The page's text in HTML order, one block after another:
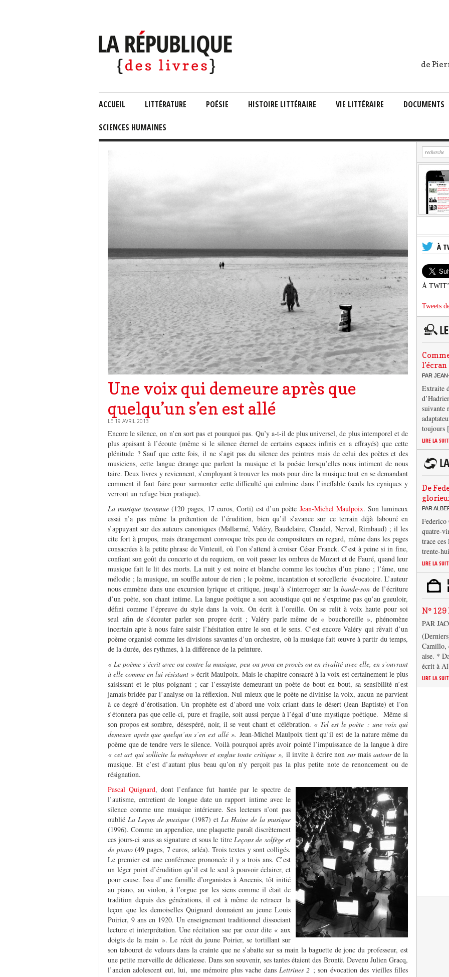
de
ACCUEIL LITTÉRATURE POÉSIE HISTOIRE LITTÉRAIRE VIE LITTÉRAIRE DOCUMENTS
SCIENCES HUMAINES
Une voix qui demeure après que
quelqu’un s’en est allé
LE 19 AVRIL 2013
Encore le silence, on n’en sort pas et pourquoi pas. Qu’y a-t-il de plus universel, de plus intemporel et de
plus apaisant à l’écoute (même si le silence éternel de certains espaces infinis en a effrayés) que cette
plénitude ? Sauf que cette fois, il ne s’agit pas du silence des peintres mais de celui des poètes et des
musiciens, cette langue étrange que parlent la musique et la poésie lorsqu’elles nous intiment de nous
taire. Deux livres y reviennent, s’employant à trouver les mots pour dire la musique tout en se demandant
comment il faut faire pour surmonter cette difficulté qui culmine dans l’ineffable (seuls les cyniques y
verront un refuge bien pratique).
La musique inconnue (120 pages, 17 euros, Corti) est d’un poète Jean-Michel Maulpoix. Son lumineux
essai n’a pas même la prétention de l’érudition, bien qu’il s’avance sur ce terrain déjà labouré en
s’appuyant sur des auteurs canoniques (Mallarmé, Valéry, Baudelaire, Claudel, Nerval, Rimbaud) ; il les
cite fort à propos, mais étrangement convoque très peu de compositeurs en regard, même dans les pages
consacrées à la petite phrase de Vinteuil, où l’on s’attend à croiser César Franck. C’est à peine si in fine,
confiant son goût du concerto et du requiem, on voit passer les ombres de Mozart et de Fauré, quand leur
musique fait le lit des morts. La nuit y est noire et blanche comme les touches d’un piano ; l’âme, une
mélodie ; la musique, un souffle autour de rien ; le poème, incantation et sorcellerie évocatoire. L’auteur
nous emmène dans une excursion lyrique et critique, jusqu’à s’interroger sur labande-son de l’écriture
d’un poète, son chant intime. La langue poétique a son acoustique qui ne s’exprime pas qu’au gueuloir,
défini comme l’épreuve du style dans la voix. On écrit à l’oreille. On se relit à voix haute pour soi
seul afin de s’écouter parler son propre écrit ; Valéry parle même de « bouchoreille », phénomène
incertain apte à nous faire saisir l’hésitation entre le son et le sens. C’est encore Valéry qui rêvait d’un
poème organisé comme les divisions savantes d’un orchestre, où la musique fait œuvre à partir du temps,
de la durée, des rythmes, à la différence de la peinture.
« Le poème s’écrit avec ou contre la musique, peu ou prou en procès ou en rivalité avec elle, en s’ouvrant
à elle comme en lui résistant » écrit Maulpoix. Mais le chapitre consacré à la voix est certainement le plus
saisissant et le plus poignant ; car l’essayiste demeurant un poète de bout en bout, sa sensibilité n’est
jamais bridée par l’analyse ou la réflexion. Nul mieux que le poète ne divinise la voix, aucun ne parvient
à ce degré d’érotisation. Un prophète est d’abord une voix criant dans le désert (Jean Baptiste) et l’on
s’étonnera pas que celle-ci, pure et fragile, soit aussi perçue à l’égal d’une mystique poétique. Même si
son propos est sombre, désespéré, noir, il se veut chant et célébration. « Tel est le poète : une voix qui
demeure après que quelqu’un s’en est allé ». Jean-Michel Maulpoix tient qu’il est de la nature même du
poème que de tendre vers le silence. Voilà pourquoi après avoir pointé l’impuissance de la langue à dire
« cet art qui sollicite la métaphore et englue toute critique », il invite à écrire non surmais autourde la
musique. Et c’est d’autant plus beau qu’on n’y perçoit pas la plus petite note de renoncement ou de
résignation.
Pascal Quignard, dont l’enfance fut hantée par le spectre de
l’autisme, entretient de longue date un rapport intime avec le
silence comme une musique intérieure. Ses lecteurs n’ont pas
oublié La Leçon de musique (1987) et La Haine de la musique
(1996). Comme un appendice, une plaquette paraît discrètement
ces jours-ci sous sa signature et sous le titre Leçons de solfège et
de piano(49 pages, 7 euros, arléa). Trois textes y sont colligés.
Le premier est une conférence prononcée il y a trois ans. C’est
un léger point d’érudition qu’il est le seul à pouvoir éclairer, et
pour cause. Issu d’une famille d’organistes à Ancenis, tôt initié
au piano, au violon, à l’orgue par les siens comme il était de
tradition depuis des générations, il est à même de retracer la
leçon que les demoiselles Quignard donnaient au jeune Louis
Poirier, 9 ans en 1920. Un enseignement traditionnel dissociant
lecture et interprétation. Une récitation sue par cœur dite « aux
doigts de la main ». Le récit du jeune Poirier, se tortillant sur
son tabouret de velours dans la crainte que ne s’abatte sur sa main la baguette de jonc du professeur, est
une petite merveille de délicatesse. Dans son souvenir, ses tantes étaient des Brontë. Devenu Julien Gracq,
l’ancien adolescent eut, lui, une mémoire plus vache dans Lettrines 2 ; son évocation des vieilles filles
À
À
Tweets
l’écran
PAR
Extraite
suivante
LIRE LA
De
PAR
quatre-
trace
trente-
LIRE LA
N°
PAR
Camillo,
aise. *
écrit à
LIRE LA